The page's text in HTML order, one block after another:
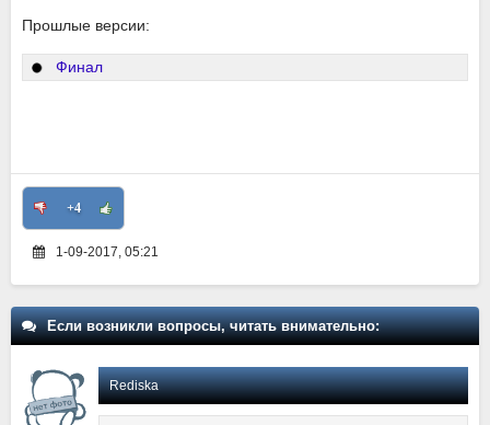
Прошлые версии:
Финал
+4
1-09-2017, 05:21
Если возникли вопросы, читать внимательно:
Rediska